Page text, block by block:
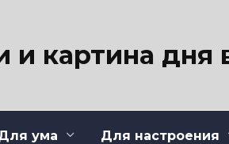
и картина дня
ума Для настроения